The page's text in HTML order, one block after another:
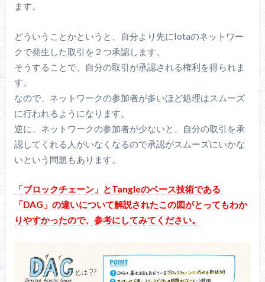
ます。
どういうことかというと、自分より先にIotaのネットワー
クで発生した取引を２つ承認します。
そうすることで、自分の取引が承認される権利を得られま
す。
なので、ネットワークの参加者が多いほど処理はスムーズ
に行われるようになります。
逆に、ネットワークの参加者が少ないと、自分の取引を承
認してくれる人がいなくなるので承認がスムーズにいかな
いという問題もあります。
「ブロックチェーン」とTangleのベース技術である
「DAG」の違いについて解説されたこの図がとってもわか
りやすかったので、参考にしてみてください。